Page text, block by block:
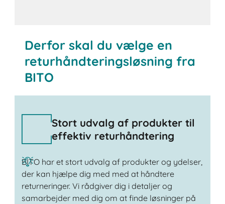
Derfor skal du vælge en
returhåndteringsløsning fra
BITO
Stort udvalg af produkter til
effektiv returhåndtering
BITO har et stort udvalg af produkter og ydelser,
der kan hjælpe dig med med at håndtere
returneringer. Vi rådgiver dig i detaljer og
samarbejder med dig om at finde løsninger på